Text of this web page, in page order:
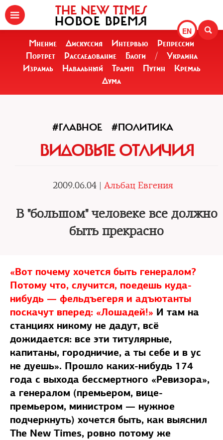
EN
THE NEW TIMES
НОВОЕ ВРЕМЯ
Мнение Дискуссия Интервью
Репрессии
Портрет
Расследование Блоги /
Украина
Израиль
Навальный Трамп Путин
Кремль
Дума
#ГЛАВНОЕ #ПОЛИТИКА
ВИДОВЫЕ ОТЛИЧИЯ
2009.06.04 | Альбац Евгения
В "большом" человеке все должно
быть прекрасно
«Вот почему хочется быть генералом?
Потому что, случится, поедешь куда-
нибудь — фельдъегеря и адъютанты
поскачут вперед: «Лошадей!» И там на
станциях никому не дадут, всё
дожидается: все эти титулярные,
капитаны, городничие, а ты себе и в ус
не дуешь». Прошло каких-нибудь 174
года с выхода бессмертного «Ревизора»,
а генералом (премьером, вице-
премьером, министром — нужное
подчеркнуть) хочется быть, как выяснил
The New Times, ровно потому же